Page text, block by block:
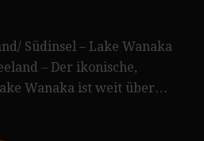
Südinsel – Lake Wanaka
– Der ikonische,
Wanaka ist weit über…